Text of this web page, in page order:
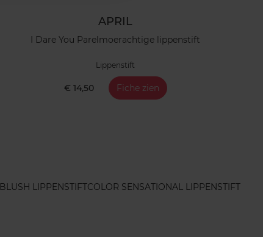
APRIL
I Dare You Parelmoerachtige lippenstift
Lippenstift
€ 14,50 Fiche zien
BLUSH LIPPENSTIFTCOLOR SENSATIONAL LIPPENSTIFT